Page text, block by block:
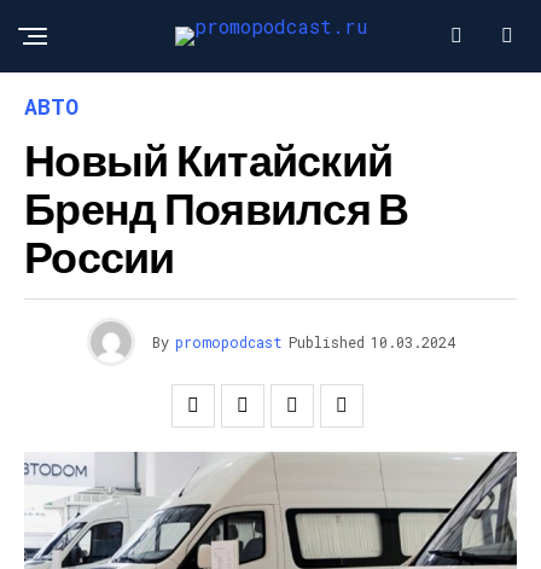
АВТО
Новый Китайский
Бренд Появился В
России
By promopodcast Published 10.03.2024